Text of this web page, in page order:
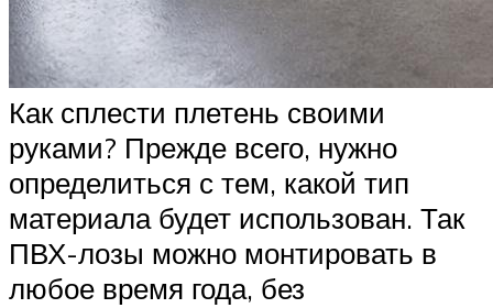
Как сплести плетень своими
руками? Прежде всего, нужно
определиться с тем, какой тип
материала будет использован. Так
ПВХ-лозы можно монтировать в
любое время года, без